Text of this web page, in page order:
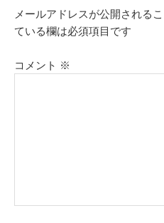
メールアドレスが公開されるこ
ている欄は必須項目です
コメント ※